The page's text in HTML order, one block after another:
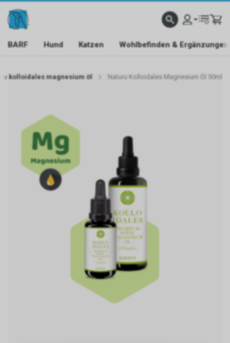
BARF Hund Katzen Wohlbefinden & Ergänzungen
kolloidales magnesium öl Naturu Kolloidales Magnesium Öl 50ml